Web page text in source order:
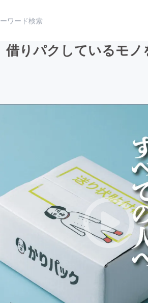
ゲ
映像・映画 書
ビジネス・起業 チ
まちづくり・地域活性化
借りパクしているモノ